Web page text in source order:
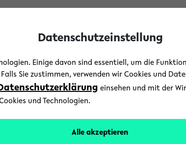
Forschung/News
die
Datenschutzeinstellung
Einige davon sind essentiell, um die
Sie zustimmen, verwenden wir Cookies und
einsehen und mit der
und Technologien.
Alle akzeptieren